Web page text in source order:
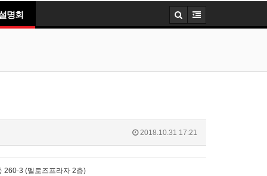
명회
2018.10.31 17:21
260-3 (멜로즈프라자 2층)